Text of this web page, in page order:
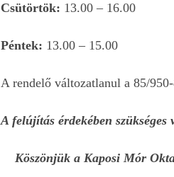
Csütörtök: 13.00 – 16.00
Péntek: 13.00 – 15.00
A rendelő változatlanul a 85/
A felújítás érdekében
Köszönjük a Kaposi Mór